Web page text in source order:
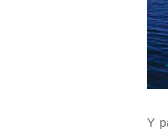
Y